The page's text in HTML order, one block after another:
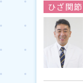
ひざ関節